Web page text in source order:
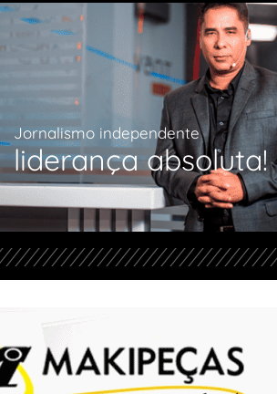
Jornalismo independente
liderança absoluta!